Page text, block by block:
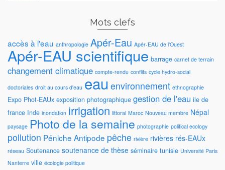
Mots clefs
accès à l'eau anthropologie Apér-Eau Apér-EAU de l'Ouest
Apér-EAU scientifique barrage carnet de terrain
changement climatique compte-rendu conflits cycle hydro-social
doctoriales droit au cours d'eau eau environnement ethnographie
Expo Phot-EAUx exposition photographique gestion de l'eau ile de
france Inde inondation irrigation littoral Maroc Nouveau membre Népal
paysage Photo de la semaine photographie political ecology
pollution Péniche Antipode pêche rivière rivières rés-EAUx
réseau Soutenance soutenance de thèse séminaire tunisie Université Paris
Nanterre ville écologie politique